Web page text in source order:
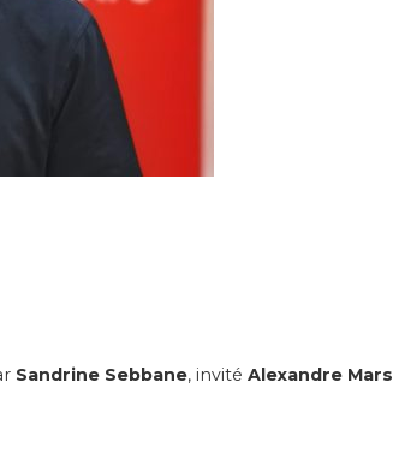
Sandrine Sebbane, invité Alexandre Mars